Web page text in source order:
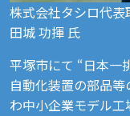
株式会社タシロ代表
田城 功揮 氏
平塚市にて “日本一
自動化装置の部品
わ中小企業モデル工